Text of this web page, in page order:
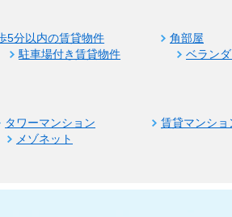
5分以内の賃貸物件
角部屋
駐車場付き賃貸物件
ベラン
タワーマンション 賃貸マンショ
メゾネット